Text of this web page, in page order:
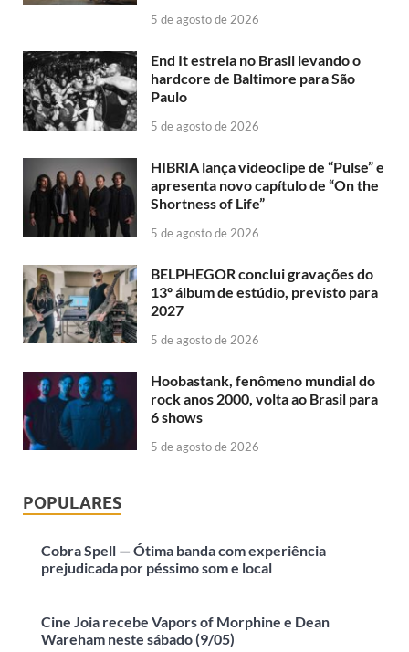
5 de agosto de 2026
End It estreia no Brasil levando o
hardcore de Baltimore para São
Paulo
5 de agosto de 2026
HIBRIA lança videoclipe de “Pulse” e
apresenta novo capítulo de “On the
Shortness of Life”
5 de agosto de 2026
BELPHEGOR conclui gravações do
13º álbum de estúdio, previsto para
2027
5 de agosto de 2026
Hoobastank, fenômeno mundial do
rock anos 2000, volta ao Brasil para
6 shows
5 de agosto de 2026
POPULARES
Cobra Spell — Ótima banda com experiência
prejudicada por péssimo som e local
Cine Joia recebe Vapors of Morphine e Dean
Wareham neste sábado (9/05)